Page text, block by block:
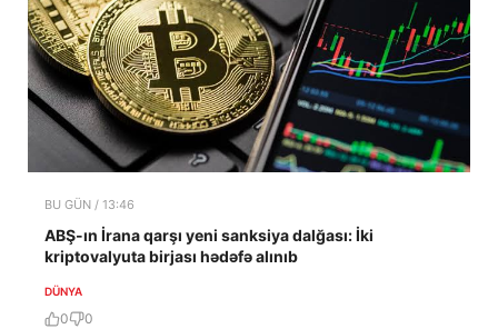
BU GÜN / 13:46
ABŞ-ın İrana qarşı yeni sanksiya dalğası: İki
kriptovalyuta birjası hədəfə alınıb
DÜNYA
0 0